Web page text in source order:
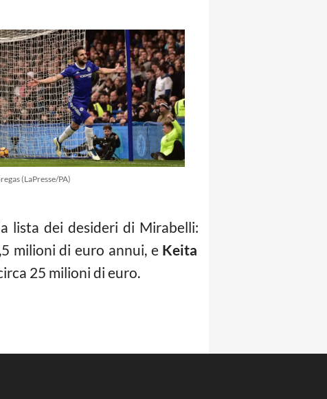
(LaPresse/PA)
lista dei desideri di Mirabelli:
milioni di euro annui, e Keita
25 milioni di euro.